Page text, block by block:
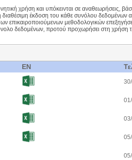
χρήση και υπόκεινται σε αναθεωρήσεις,
έκδοση του κάθε συνόλου δεδομένων
επικαιροποιούμενων μεθοδολογικών
δεδομένων, προτού προχωρήσει στη χρήση
EN